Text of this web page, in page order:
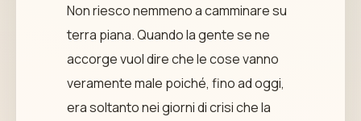
Non riesco nemmeno a camminare su
terra piana. Quando la gente se ne
accorge vuol dire che le cose vanno
veramente male poiché, fino ad oggi,
era soltanto nei giorni di crisi che la